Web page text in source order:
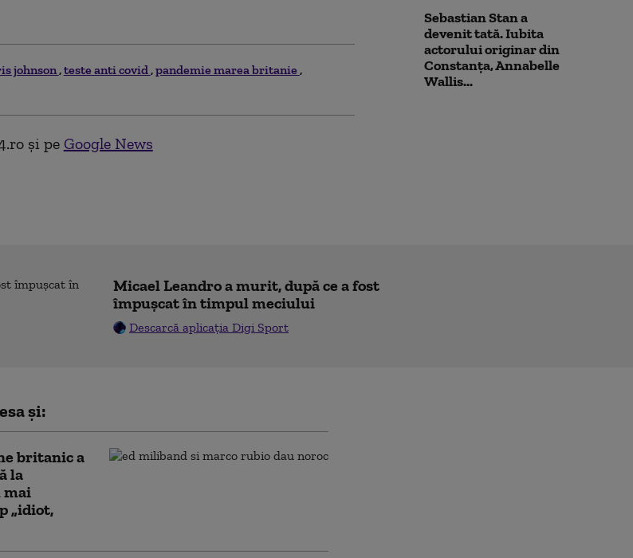
johnson teste anti covid pandemie marea britanie
și pe Google News
Sebastian Stan a
devenit tată. Iubita
actorului originar din
Constanța, Annabelle
Wallis...
Micael Leandro a murit, după ce a fost
împușcat în timpul meciului
Descarcă aplicația Digi Sport
și:
britanic a
la
mai
„idiot,